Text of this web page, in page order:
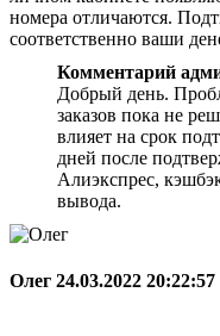
номера отличаются.
соответственно ваши
Комментарий
Добрый день.
заказов пока не
влияет на срок
дней после
Алиэкспрес,
вывода.
Олег 24.03.2022 20:22:57